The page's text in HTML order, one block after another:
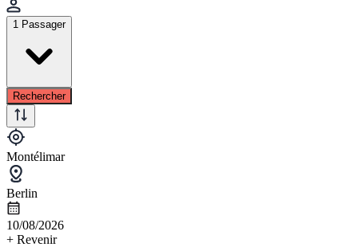
1 Passager
Rechercher
Montélimar
Berlin
10/08/2026
+ Revenir